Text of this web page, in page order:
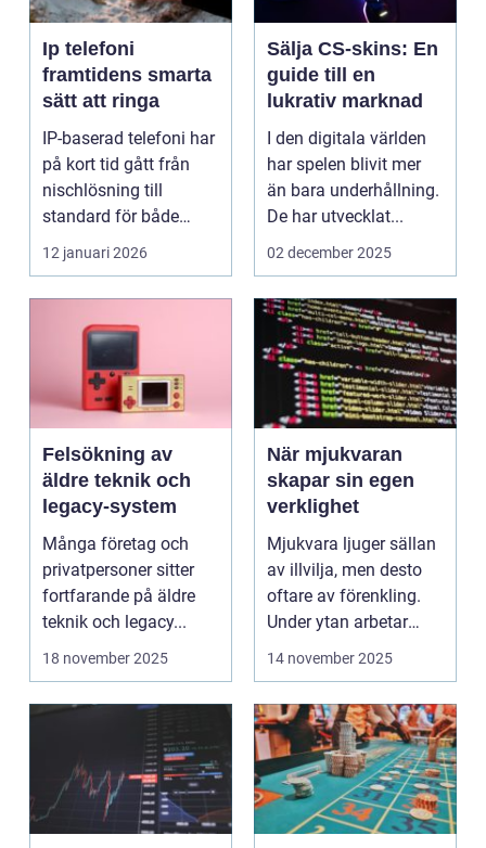
Ip telefoni
framtidens smarta
sätt att ringa
IP-baserad telefoni har
på kort tid gått från
nischlösning till
standard för både
företag och privat...
12 januari 2026
Sälja CS-skins: En
guide till en
lukrativ marknad
I den digitala världen
har spelen blivit mer
än bara underhållning.
De har utvecklat...
02 december 2025
Felsökning av
äldre teknik och
legacy-system
Många företag och
privatpersoner sitter
fortfarande på äldre
teknik och legacy...
18 november 2025
När mjukvaran
skapar sin egen
verklighet
Mjukvara ljuger sällan
av illvilja, men desto
oftare av förenkling.
Under ytan arbetar
pro...
14 november 2025